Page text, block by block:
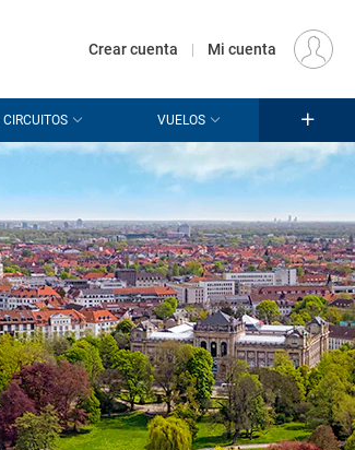
Crear cuenta | Mi cuenta
CIRCUITOS VUELOS